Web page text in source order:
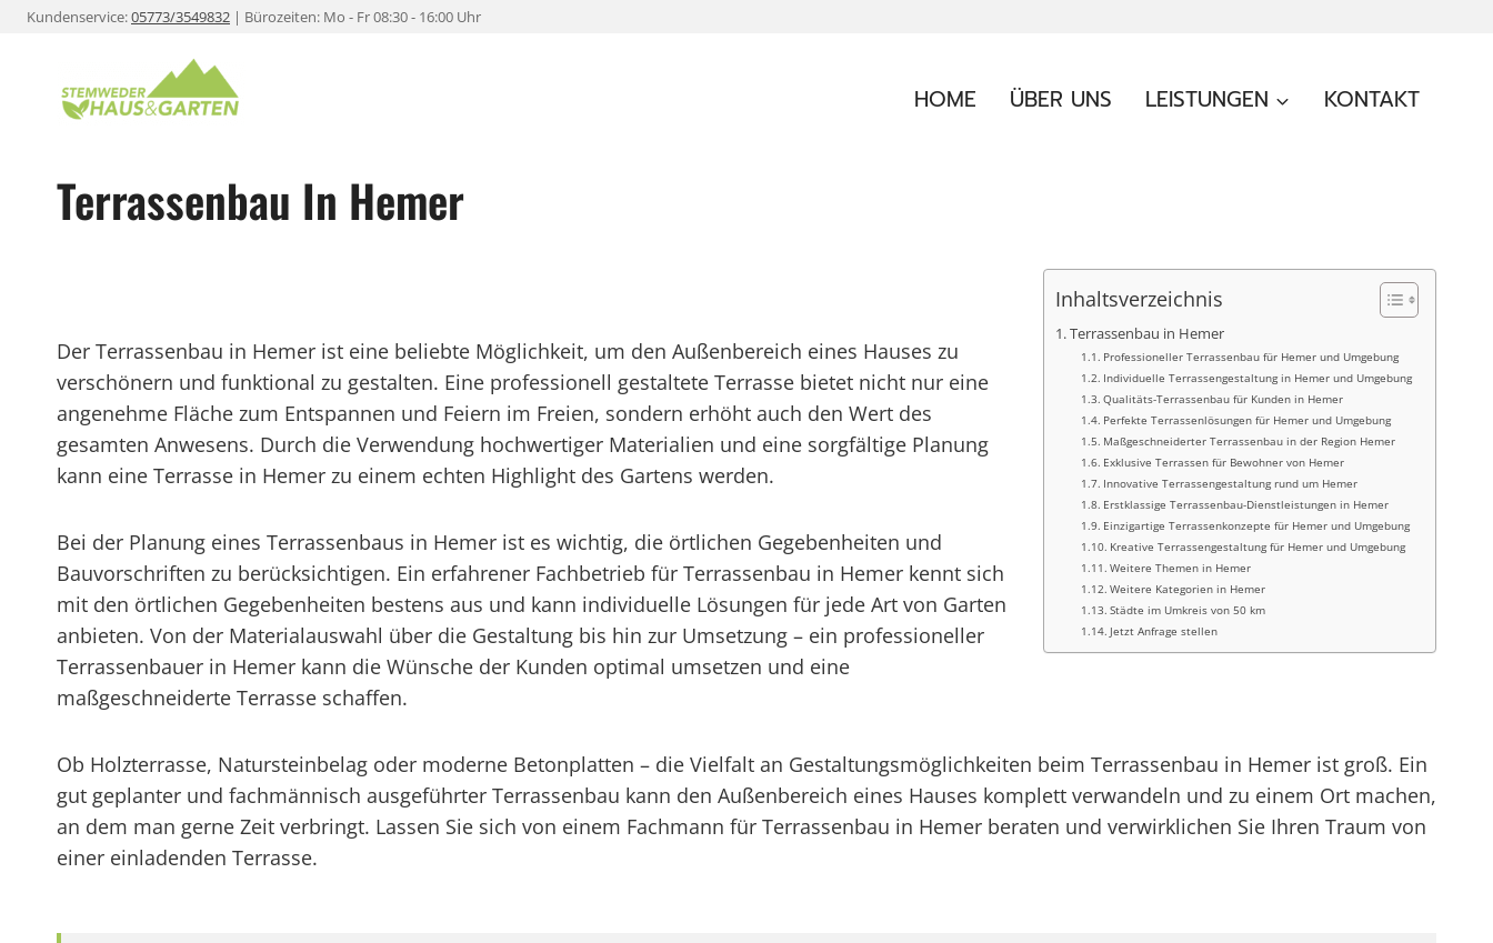
ZumKundenservice:05773/3549832 | Bürozeiten: Mo - Fr 08:30 - 16:00 Uhr
HOME ÜBER UNS LEISTUNGEN KONTAKT
Terrassenbau In Hemer
Inhaltsverzeichnis
Terrassenbau in Hemer
Professioneller Terrassenbau für Hemer und Umgebung
Individuelle Terrassengestaltung in Hemer und Umgebung
Qualitäts-Terrassenbau für Kunden in Hemer
Perfekte Terrassenlösungen für Hemer und Umgebung
Maßgeschneiderter Terrassenbau in der Region Hemer
Exklusive Terrassen für Bewohner von Hemer
Innovative Terrassengestaltung rund um Hemer
Erstklassige Terrassenbau-Dienstleistungen in Hemer
Einzigartige Terrassenkonzepte für Hemer und Umgebung
Kreative Terrassengestaltung für Hemer und Umgebung
Weitere Themen in Hemer
Weitere Kategorien in Hemer
Städte im Umkreis von 50 km
Jetzt Anfrage stellen
Der Terrassenbau in Hemer ist eine beliebte Möglichkeit, um den Außenbereich eines Hauses zu
verschönern und funktional zu gestalten. Eine professionell gestaltete Terrasse bietet nicht nur eine
angenehme Fläche zum Entspannen und Feiern im Freien, sondern erhöht auch den Wert des
gesamten Anwesens. Durch die Verwendung hochwertiger Materialien und eine sorgfältige Planung
kann eine Terrasse in Hemer zu einem echten Highlight des Gartens werden.
Bei der Planung eines Terrassenbaus in Hemer ist es wichtig, die örtlichen Gegebenheiten und
Bauvorschriften zu berücksichtigen. Ein erfahrener Fachbetrieb für Terrassenbau in Hemer kennt sich
mit den örtlichen Gegebenheiten bestens aus und kann individuelle Lösungen für jede Art von Garten
anbieten. Von der Materialauswahl über die Gestaltung bis hin zur Umsetzung – ein professioneller
Terrassenbauer in Hemer kann die Wünsche der Kunden optimal umsetzen und eine
maßgeschneiderte Terrasse schaffen.
Ob Holzterrasse, Natursteinbelag oder moderne Betonplatten – die Vielfalt an Gestaltungsmöglichkeiten beim Terrassenbau in Hemer ist groß. Ein
gut geplanter und fachmännisch ausgeführter Terrassenbau kann den Außenbereich eines Hauses komplett verwandeln und zu einem Ort machen,
an dem man gerne Zeit verbringt. Lassen Sie sich von einem Fachmann für Terrassenbau in Hemer beraten und verwirklichen Sie Ihren Traum von
einer einladenden Terrasse.